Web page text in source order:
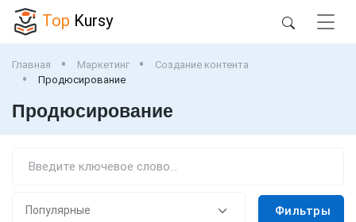
Top Kursy
Главная Маркетинг
Создание контента
Продюсирование
Продюсирование
Фильтры